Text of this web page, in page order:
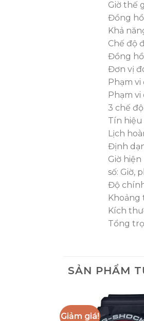
Giờ thế
Đồng hồ
Khả
Chế độ
Đồng
Đơn vị
Phạm vi
Phạm
3 chế
Tín
Lịch
Định
Giờ
số: Giờ,
Độ
Khoảng
Kích
Tổng
SẢN PHẨM
Giảm giá!